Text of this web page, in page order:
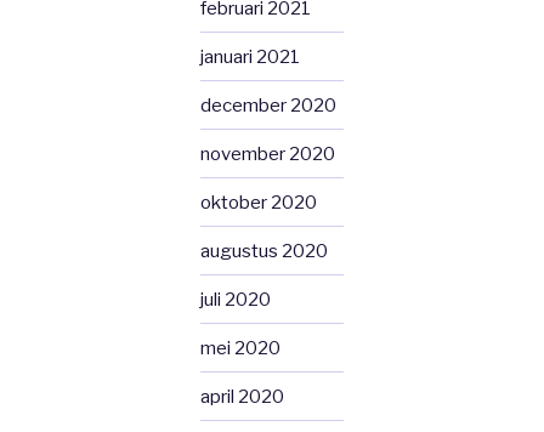
februari 2021
januari 2021
december 2020
november 2020
oktober 2020
augustus 2020
juli 2020
mei 2020
april 2020